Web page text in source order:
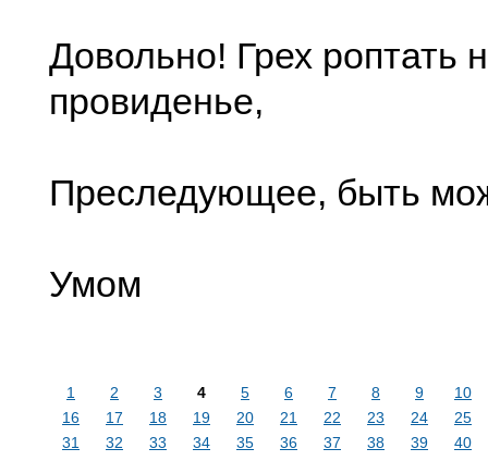
Довольно! Грех роптать
провиденье,
Преследующее, быть
Умом
1 2 3 4 5 6 7 8 9
10
16
17 18 19 20 21 22 23 24
25
31
32 33 34 35 36 37 38 39 40